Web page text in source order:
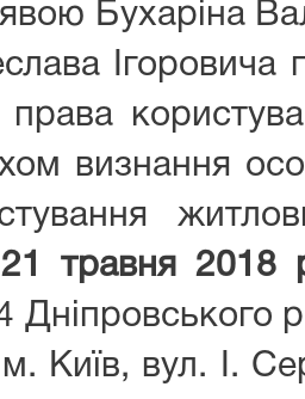
Бухаріна
права
визнання
21 травня 2018
Дніпровського
Київ, вул. І.